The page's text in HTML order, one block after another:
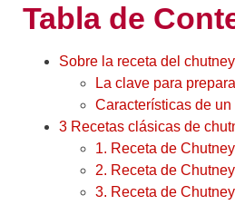
Tabla de
Sobre la receta del chutney
La clave para
Características de
3 Recetas clásicas de
1. Receta de
2. Receta de
3. Receta de